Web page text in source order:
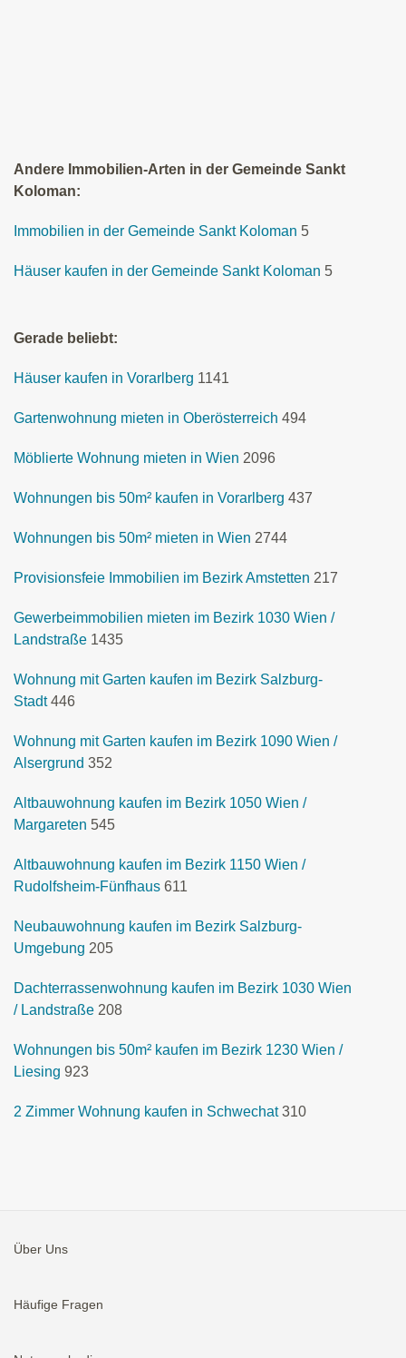
Andere Immobilien-Arten in der Gemeinde Sankt
Koloman:
Immobilien in der Gemeinde Sankt Koloman 5
Häuser kaufen in der Gemeinde Sankt Koloman 5
Gerade beliebt:
Häuser kaufen in Vorarlberg 1141
Gartenwohnung mieten in Oberösterreich 494
Möblierte Wohnung mieten in Wien 2096
Wohnungen bis 50m² kaufen in Vorarlberg 437
Wohnungen bis 50m² mieten in Wien 2744
Provisionsfeie Immobilien im Bezirk Amstetten 217
Gewerbeimmobilien mieten im Bezirk 1030 Wien /
Landstraße 1435
Wohnung mit Garten kaufen im Bezirk Salzburg-
Stadt 446
Wohnung mit Garten kaufen im Bezirk 1090 Wien /
Alsergrund 352
Altbauwohnung kaufen im Bezirk 1050 Wien /
Margareten 545
Altbauwohnung kaufen im Bezirk 1150 Wien /
Rudolfsheim-Fünfhaus 611
Neubauwohnung kaufen im Bezirk Salzburg-
Umgebung 205
Dachterrassenwohnung kaufen im Bezirk 1030 Wien
/ Landstraße 208
Wohnungen bis 50m² kaufen im Bezirk 1230 Wien /
Liesing 923
2 Zimmer Wohnung kaufen in Schwechat 310
Über Uns
Häufige Fragen